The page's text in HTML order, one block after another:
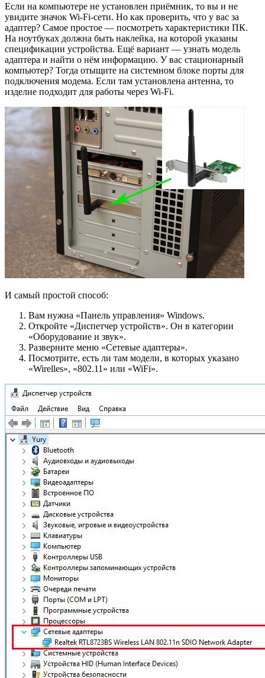
Если на компьютере не установлен приёмник, то вы и не
увидите значок Wi-Fi-сети. Но как проверить, что у вас за
адаптер? Самое простое — посмотреть характеристики ПК.
На ноутбуках должна быть наклейка, на которой указаны
спецификации устройства. Ещё вариант — узнать модель
адаптера и найти о нём информацию. У вас стационарный
компьютер? Тогда отыщите на системном блоке порты для
подключения модема. Если там установлена антенна, то
изделие подходит для работы через Wi-Fi.
И самый простой способ:
Вам нужна «Панель управления» Windows.
Откройте «Диспетчер устройств». Он в категории
«Оборудование и звук».
Разверните меню «Сетевые адаптеры».
Посмотрите, есть ли там модели, в которых указано
«Wirelles», «802.11» или «WiFi».